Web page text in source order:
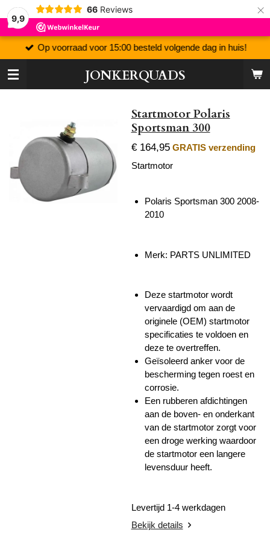
9,9
66 Reviews ×
JONKERQUADS
Op voorraad voor 15:00 besteld volgende dag in huis!
Startmotor Polaris
Sportsman 300
€ 164,95 GRATIS verzending
Startmotor
Polaris Sportsman 300 2008-
2010
Merk: PARTS UNLIMITED
Deze startmotor wordt
vervaardigd om aan de
originele (OEM) startmotor
specificaties te voldoen en
deze te overtreffen.
Geïsoleerd anker voor de
bescherming tegen roest en
corrosie.
Een rubberen afdichtingen
aan de boven- en onderkant
van de startmotor zorgt voor
een droge werking waardoor
de startmotor een langere
levensduur heeft.
Levertijd 1-4 werkdagen
Bekijk details